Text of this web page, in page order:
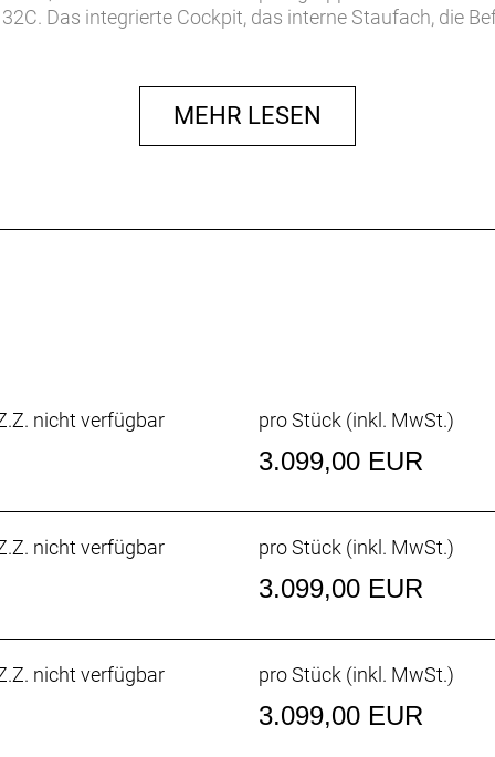
Das integrierte Cockpit, das interne Staufach, die
SL 5 ist prädestiniert für lange Ausfahrten. Sein
vibrationsdämpfende hintere IsoSpeed erhöhen den
105-Antrieb ist ein weiterer Pluspunkt – und die kraftvoll
zu entschärfen.
vielseitigen Platz zur Unterbringung von Werkzeug
ermüdende Fahrbahnunebenheiten und spart
der aerodynamischen Verbesserungen und seiner
berüchtigten Kopfsteinpflasterpassagen von Paris-
Carbon sowie eine neue gewichtsoptimierte
MEHR LESEN
nicht verfügbar pro Stück (inkl. MwSt.)
3.099,00 EUR
nicht verfügbar pro Stück (inkl. MwSt.)
3.099,00 EUR
nicht verfügbar pro Stück (inkl. MwSt.)
3.099,00 EUR